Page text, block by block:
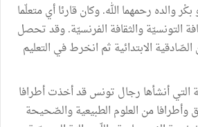
والده رحمهما الله. وكان قارئا أي متعلّما
التونسيّة والثقافة الفرنسيّة. وقد تحصل
الصّادقية الابتدائية ثم انخرط في التعليم
التي أنشأها رجال تونس قد أخذت أطرافا
وأطرافا من العلوم الطبيعية والصّحيحة